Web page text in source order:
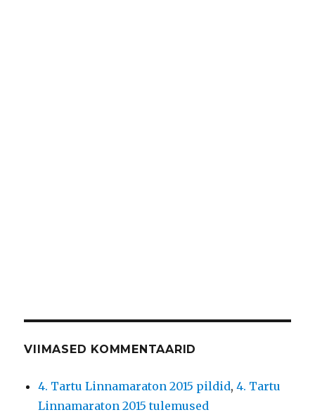
VIIMASED KOMMENTAARID
4. Tartu Linnamaraton 2015 pildid,4. Tartu
Linnamaraton 2015 tulemused